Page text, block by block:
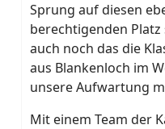
Sprung auf diesen
berechtigenden Platz
auch noch das die
aus Blankenloch im
unsere Aufwartung
Mit einem Team der